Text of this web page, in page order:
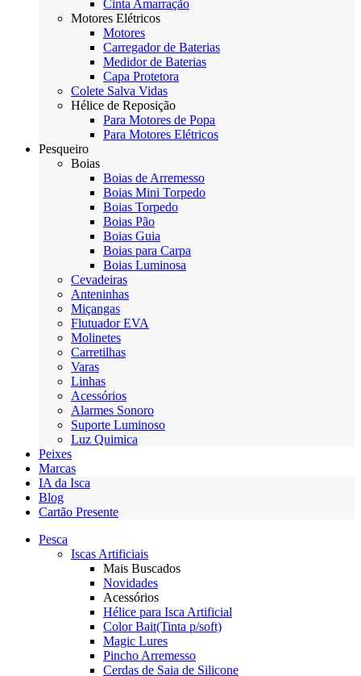
Cinta Amarração
Motores Elétricos
Motores
Carregador de Baterias
Medidor de Baterias
Capa Protetora
Colete Salva Vidas
Hélice de Reposição
Para Motores de Popa
Para Motores Elétricos
Pesqueiro
Boias
Boias de Arremesso
Boias Mini Torpedo
Boias Torpedo
Boias Pão
Boias Guia
Boias para Carpa
Boias Luminosa
Cevadeiras
Anteninhas
Miçangas
Flutuador EVA
Molinetes
Carretilhas
Varas
Linhas
Acessórios
Alarmes Sonoro
Suporte Luminoso
Luz Quimica
Peixes
Marcas
IA da Isca
Blog
Cartão Presente
Pesca
Iscas Artificiais
Mais Buscados
Novidades
Acessórios
Hélice para Isca Artificial
Color Bait(Tinta p/soft)
Magic Lures
Pincho Arremesso
Cerdas de Saia de Silicone